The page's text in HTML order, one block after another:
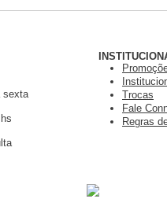
sexta
Trocas
Fale
Regras